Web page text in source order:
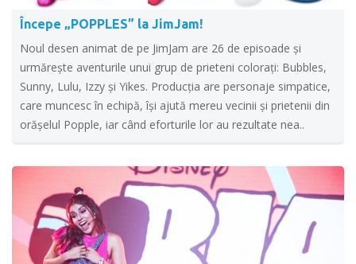
Începe „POPPLES” la JimJam!
Noul desen animat de pe JimJam are 26 de episoade și
urmărește aventurile unui grup de prieteni colorați: Bubbles,
Sunny, Lulu, Izzy și Yikes. Producția are personaje simpatice,
care muncesc în echipă, își ajută mereu vecinii și prietenii din
orășelul Popple, iar când eforturile lor au rezultate nea..